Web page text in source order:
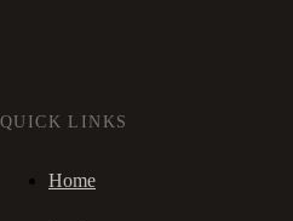
QUICK LINKS
Home